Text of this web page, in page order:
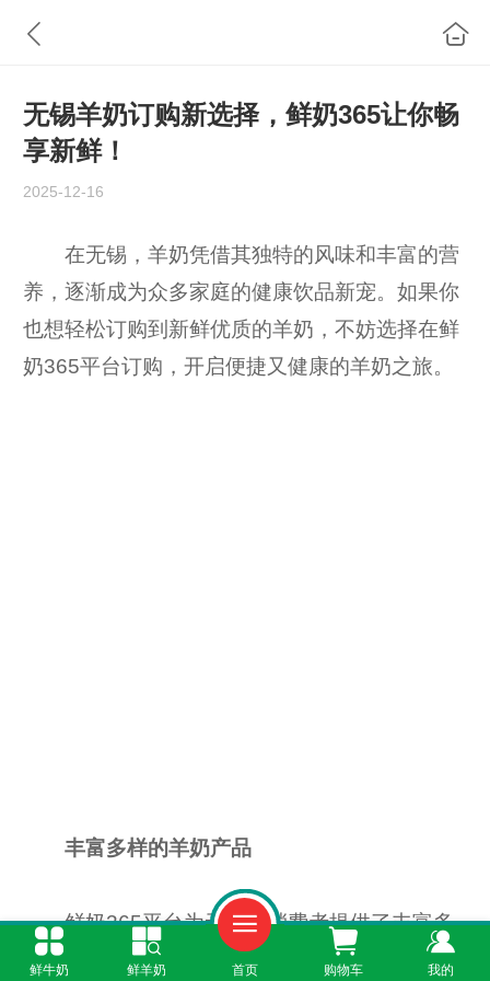
无锡羊奶订购新选择，鲜奶365让你畅
享新鲜！
2025-12-16
在无锡，羊奶凭借其独特的风味和丰富的营
养，逐渐成为众多家庭的健康饮品新宠。如果你
也想轻松订购到新鲜优质的羊奶，不妨选择在鲜
奶365平台订购，开启便捷又健康的羊奶之旅。
丰富多样的羊奶产品
鲜奶365平台为无锡的消费者提供了丰富多
样的羊奶产品。无论是追求原汁原味的纯羊奶，
鲜牛奶 鲜羊奶 首页 购物车 我的